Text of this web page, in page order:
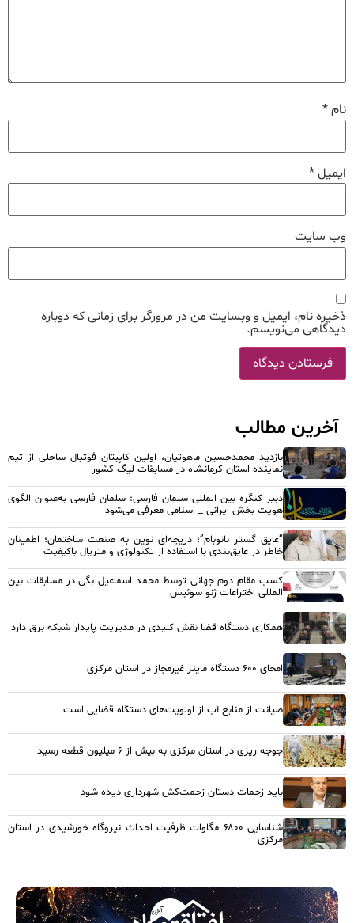
نام*
ایمیل*
وب‌ سایت
ذخیره نام، ایمیل و وبسایت من در مرورگر برای زمانی که دوباره
دیدگاهی می‌نویسم.
آخرین مطالب
بازدید محمدحسین ماهوتیان، اولین کاپیتان فوتبال ساحلی از تیم
نماینده استان کرمانشاه در مسابقات لیگ کشور
دبیر کنگره بین المللی سلمان فارسی: سلمان فارسی به‌عنوان الگوی
هویت بخش ایرانی _ اسلامی معرفی می‌شود
“عایق گستر نانوبام”؛ دریچه‌ای نوین به صنعت ساختمان؛ اطمینان
خاطر در عایق‌بندی با استفاده از تکنولوژی و متریال باکیفیت
کسب مقام دوم جهانی توسط محمد اسماعیل بگی در مسابقات بین
المللی اختراعات ژنو سوئیس
همکاری دستگاه قضا نقش کلیدی در مدیریت پایدار شبکه برق دارد
امحای ۶۰۰ دستگاه ماینر غیرمجاز در استان مرکزی
صیانت از منابع آب از اولویت‌های دستگاه قضایی است
جوجه ریزی در استان مرکزی به بیش از ۶ میلیون قطعه رسید
باید زحمات دستان زحمت‌کش شهرداری دیده شود
شناسایی ۶۸۰۰ مگاوات ظرفیت احداث نیروگاه خورشیدی در استان
مرکزی